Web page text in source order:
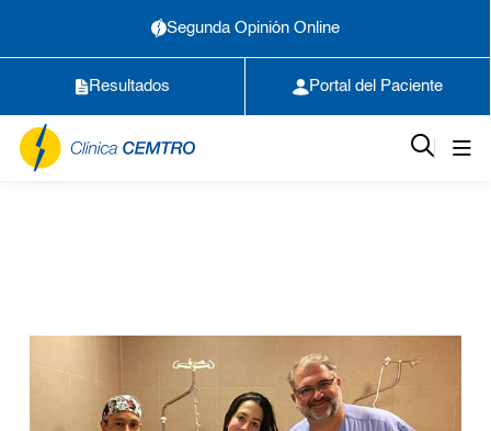
Segunda Opinión Online
Resultados Portal del Paciente